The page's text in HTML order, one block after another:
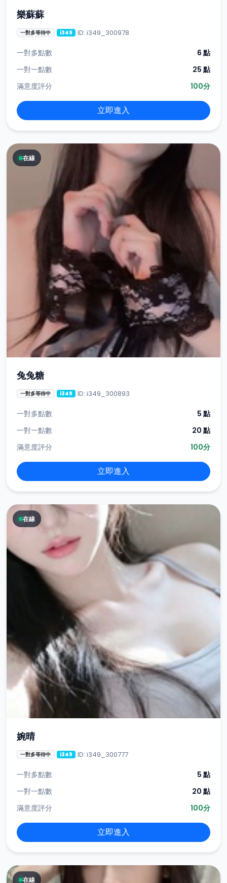
樂蘇蘇
一對多等待中 i349 ID: i349_300978
一對多點數
6 點
一對一點數
25 點
滿意度評分
100分
立即進入
在線
兔兔糖
一對多等待中 i349 ID: i349_300893
一對多點數
5 點
一對一點數
20 點
滿意度評分
100分
立即進入
在線
婉晴
一對多等待中 i349 ID: i349_300777
一對多點數
5 點
一對一點數
20 點
滿意度評分
100分
立即進入
在線